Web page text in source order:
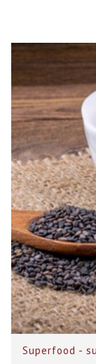
Superfood -